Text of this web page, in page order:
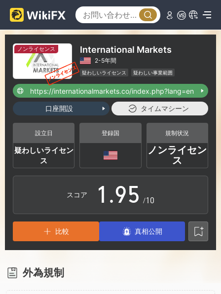
ノンライセンス International Markets
2-5年間
疑わしいライセンス
疑わしい事業範囲
ハイリスクレベル
https://internationalmarkets.co/index.php?lang=en
口座開設 タイムマシーン
設立日
疑わしいライセン
ス
登録国 規制状況
ノンライセン
ス
スコア
0
1
2
3
.
3
4
5
6
7
8
9
0
1
2
3
4
5
6
7
/10
比較 真相公開
外為規制